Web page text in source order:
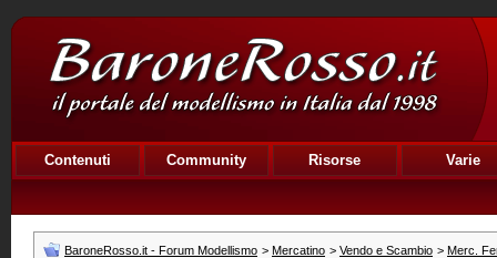
Contenuti Community Risorse Varie
BaroneRosso.it - Forum Modellismo > Mercatino > Vendo e Scambio > Merc.